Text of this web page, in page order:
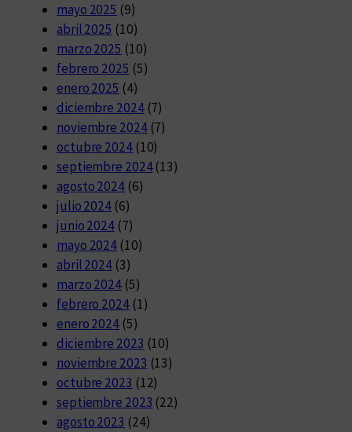
mayo 2025 (9)
abril 2025 (10)
marzo 2025 (10)
febrero 2025 (5)
enero 2025 (4)
diciembre 2024(7)
noviembre 2024(7)
octubre 2024(10)
septiembre 2024(13)
agosto 2024(6)
julio 2024 (6)
junio 2024 (7)
mayo 2024 (10)
abril 2024 (3)
marzo 2024 (5)
febrero 2024(1)
enero 2024 (5)
diciembre 2023 (10)
noviembre 2023 (13)
octubre 2023 (12)
septiembre 2023 (22)
agosto 2023 (24)